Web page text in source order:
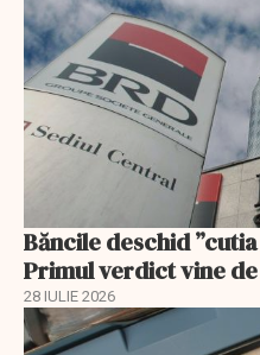
Băncile deschid
Primul verdict vine de
28 IULIE 2026